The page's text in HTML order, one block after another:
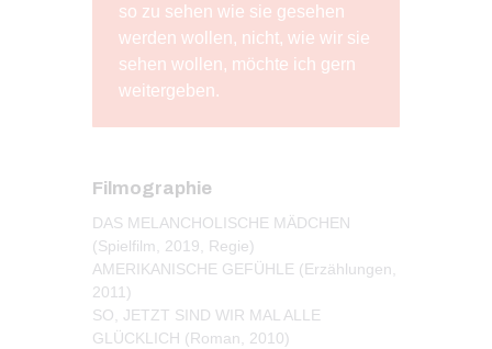
so zu sehen wie sie gesehen
werden wollen, nicht, wie wir sie
sehen wollen, möchte ich gern
weitergeben.
Filmographie
DAS MELANCHOLISCHE MÄDCHEN
(Spielfilm, 2019, Regie)
AMERIKANISCHE GEFÜHLE (Erzählungen,
2011)
SO, JETZT SIND WIR MAL ALLE
GLÜCKLICH (Roman, 2010)